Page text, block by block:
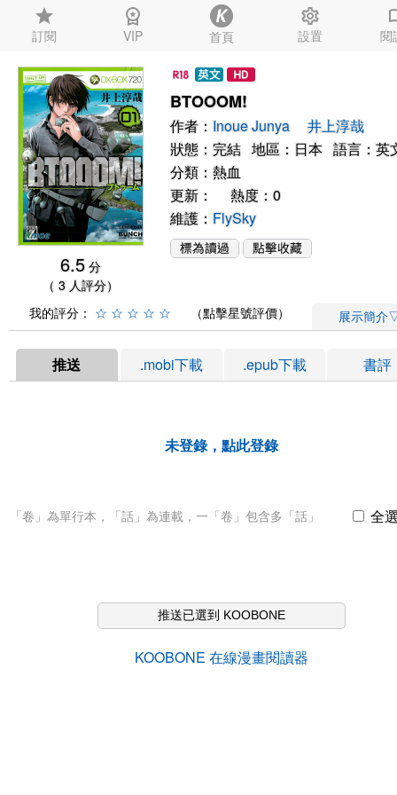
star
訂閱
workspace_premium
VIP 首頁
settings
設置 閱
6.5 分
（ 3 人評分）
BTOOOM!
作者： Inoue Junya
井上淳哉
狀態：完結 地區：日本 語言：英
分類： 熱血
更新： 熱度：0
維護： FlySky
我的評分： ☆ ☆ ☆ ☆ ☆ （點擊星號評價） 展示簡介
推送 .mobi下載 .epub下載 書評
未登錄，點此登錄
「卷」為單行本，「話」為連載，一「卷」包含多「話」 全
推送已選到 KOOBONE
KOOBONE 在線漫畫閱讀器